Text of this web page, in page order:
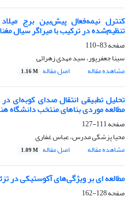
کنترل نیمه‌فعال پیش‌بین برج
تنظیم‌شده در ترکیب با میراگر سیال
صفحه83-110
سینا جعفرپور، سید مهدی زهرائی
مشاهده مقاله
اصل مقاله 1.16 M
تحلیل تطبیقی انتقال صدای کوبه‌ای
مطالعه موردی بناهای منتخب دانشگاه
صفحه111-127
محیا پزشگی مدرس، عباس غفاری
مشاهده مقاله
اصل مقاله 1.09 M
مطالعه ‌ای بر ویژگی‌های آکوستیکی در
صفحه128-162